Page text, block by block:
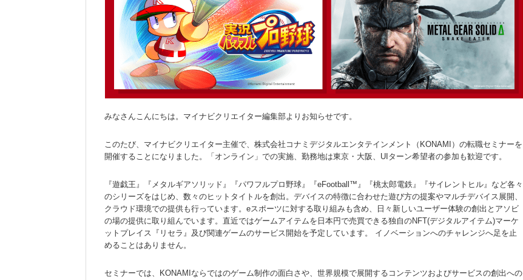
みなさんこんにちは。マイナビクリエイター編集部よりお知らせです。
このたび、マイナビクリエイター主催で、株式会社コナミデジタルエンタテインメント（KONAMI）の転職セミナーを
開催することになりました。「オンライン」での実施、勤務地は東京・大阪、UIターン希望者の参加も歓迎です。
『遊戯王』『メタルギアソリッド』『パワフルプロ野球』『eFootball™』『桃太郎電鉄』『サイレントヒル』など各々
のシリーズをはじめ、数々のヒットタイトルを創出。デバイスの特徴に合わせた遊び方の提案やマルチデバイス展開、
クラウド環境での提供も行っています。eスポーツに対する取り組みも含め、日々新しいユーザー体験の創出とアソビ
の場の提供に取り組んでいます。直近ではゲームアイテムを日本円で売買できる独自のNFT(デジタルアイテム)マーケ
ットプレイス『リセラ』及び関連ゲームのサービス開始を予定しています。 イノベーションへのチャレンジへ足を止
めることはありません。
セミナーでは、KONAMIならではのゲーム制作の面白さや、世界規模で展開するコンテンツおよびサービスの創出への